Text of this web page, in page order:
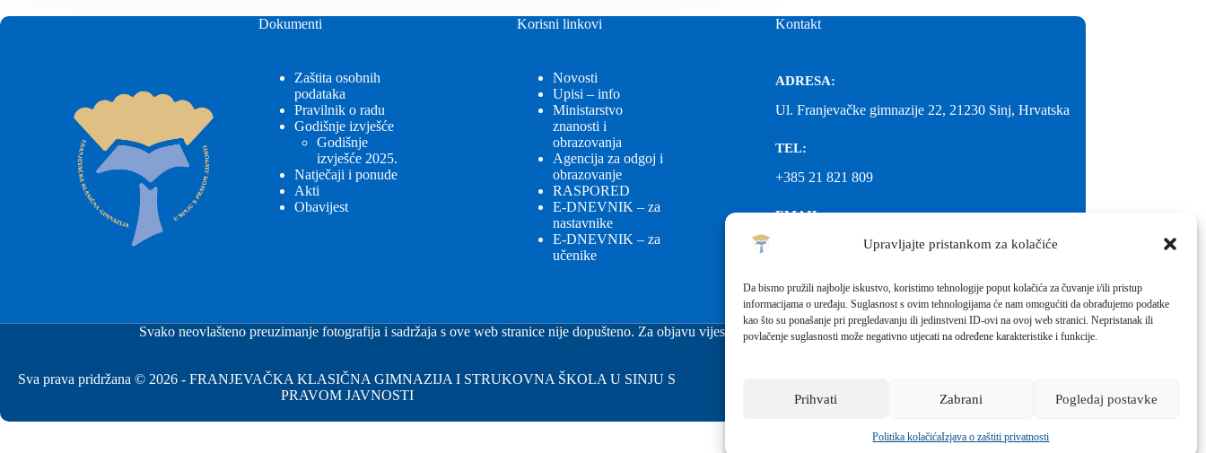
Upravljajte pristankom za kolačiće
Da bismo pružili najbolje iskustvo, koristimo tehnologije poput kolačića za čuvanje i/ili pristup
informacijama o uređaju. Suglasnost s ovim tehnologijama će nam omogućiti da obrađujemo podatke
kao što su ponašanje pri pregledavanju ili jedinstveni ID-ovi na ovoj web stranici. Nepristanak ili
povlačenje suglasnosti može negativno utjecati na određene karakteristike i funkcije.
Prihvati Zabrani Pogledaj postavke
Politika kolačićaIzjava o zaštiti privatnosti
Dokumenti
Zaštita osobnih
podataka
Pravilnik o radu
Godišnje izvješće
Godišnje
izvješće 2025.
Natječaji i ponude
Akti
Obavijest
Korisni linkovi
Novosti
Upisi – info
Ministarstvo
znanosti i
obrazovanja
Agencija za odgoj i
obrazovanje
RASPORED
E-DNEVNIK – za
nastavnike
E-DNEVNIK – za
učenike
Kontakt
ADRESA:
Ul. Franjevačke gimnazije 22, 21230 Sinj, Hrvatska
TEL:
+385 21 821 809
EMAIL:
ured@gimnazija-franjevacka-klasicna-sinj.skole.hr
EMAIL:
fkgsinj@gmail.com
Svako neovlašteno preuzimanje fotografija i sadržaja s ove web stranice nije dopušteno. Za objavu vijesti sa stranice molimo kontaktirati školu.
Sva prava pridržana © 2026 - FRANJEVAČKA KLASIČNA GIMNAZIJA I STRUKOVNA ŠKOLA U SINJU S
PRAVOM JAVNOSTI
Škola koja pomaže vratiti osmijeh!